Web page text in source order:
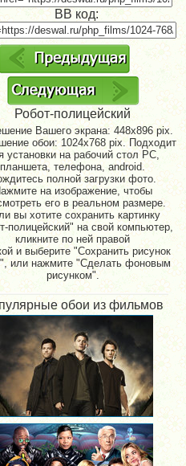
BB код:
Робот-полицейский
Вашего экрана: 448x896 pix.
обои: 1024x768 pix. Подходит
установки на рабочий стол PC,
планшета, телефона, android.
полной загрузки фото.
на изображение, чтобы
его в реальном размере.
вы хотите сохранить картинку
полицейский" на свой компьютер,
кликните по ней правой
и выберите "Сохранить рисунок
или нажмите "Сделать фоновым
рисунком".
обои из фильмов